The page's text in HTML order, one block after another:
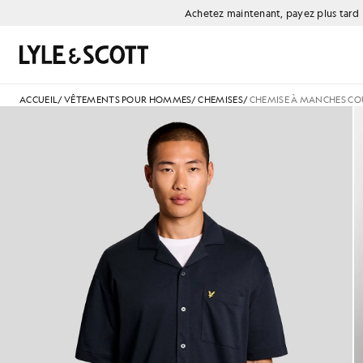
Aller directement au contenu principalAchetez maintenant, payez plus tard
Rechercher
ACCUEIL/VÊTEMENTS POUR HOMMES/CHEMISES/CHEMISE À MANCHES